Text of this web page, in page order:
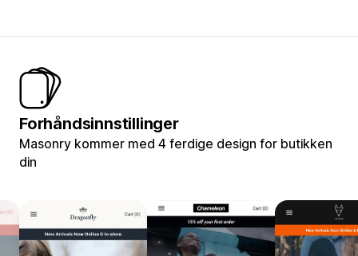
Forhåndsinnstillinger
Masonry kommer med 4 ferdige design for butikken
din